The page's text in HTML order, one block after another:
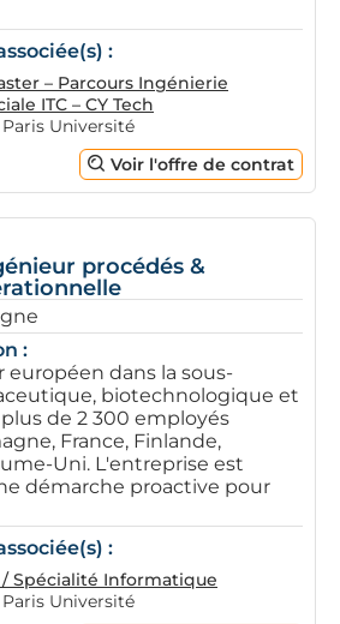
:
– Parcours Ingénierie
ITC – CY Tech
Paris Université
Voir l'offre de contrat
procédés &
:
européen dans la sous-
biotechnologique et
de 2 300 employés
France, Finlande,
Uni. L'entreprise est
démarche proactive pour
:
/ Spécialité Informatique
Paris Université